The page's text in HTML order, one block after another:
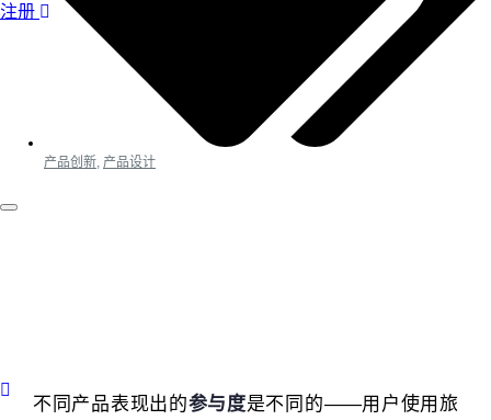
注册
产品创新 产品设计
不同产品表现出的参与度是不同的——用户使用旅